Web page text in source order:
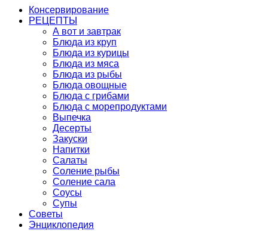
Консервирование
РЕЦЕПТЫ
А вот и завтрак
Блюда из круп
Блюда из курицы
Блюда из мяса
Блюда из рыбы
Блюда овощные
Блюда с грибами
Блюда с морепродуктами
Выпечка
Десерты
Закуски
Напитки
Салаты
Соление рыбы
Соление сала
Соусы
Супы
Советы
Энциклопедия